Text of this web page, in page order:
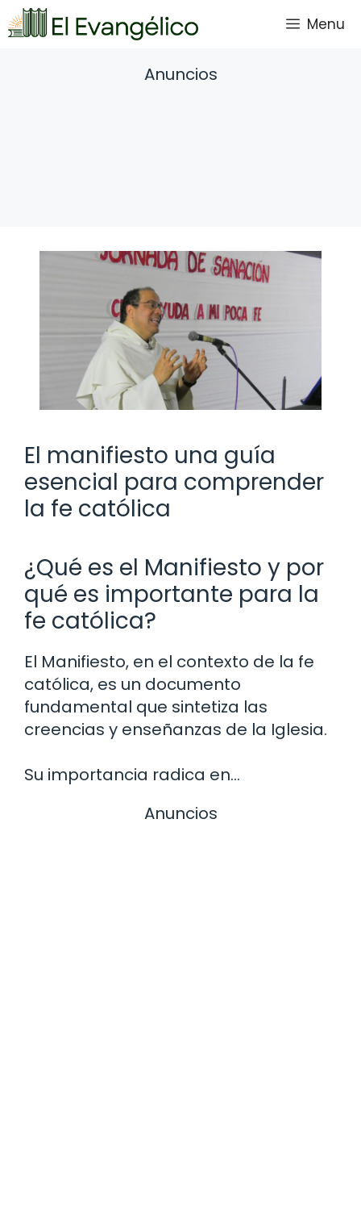
Saltar
al
Menu
Anuncios
El manifiesto una guía
esencial para comprender
la fe católica
¿Qué es el Manifiesto y por
qué es importante para la
fe católica?
El Manifiesto, en el contexto de la fe
católica, es un documento
fundamental que sintetiza las
creencias y enseñanzas de la Iglesia.
Su importancia radica en…
Anuncios